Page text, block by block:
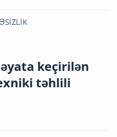
keçirilən
təhlili